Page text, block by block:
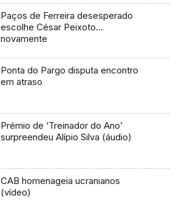
Paços de Ferreira desesperado
escolhe César Peixoto…
novamente
Ponta do Pargo disputa encontro
em atraso
Prémio de ‘Treinador do Ano’
surpreendeu Alípio Silva (áudio)
CAB homenageia ucranianos
(vídeo)